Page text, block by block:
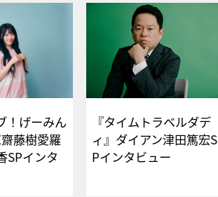
！げーみん
藤樹愛羅
SPインタ
『タイムトラベルダデ
ィ』ダイアン津田篤宏S
Pインタビュー